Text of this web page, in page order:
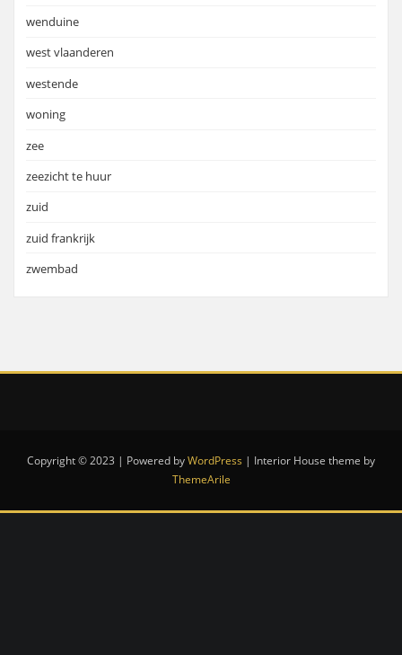
wenduine
west vlaanderen
westende
woning
zee
zeezicht te huur
zuid
zuid frankrijk
zwembad
Copyright © 2023 | Powered byWordPress | Interior House theme by
ThemeArile